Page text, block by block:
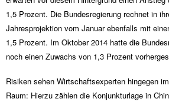
1,5 Prozent. Die Bundesregierung rechnet in
Jahresprojektion vom Januar ebenfalls mit
1,5 Prozent. Im Oktober 2014 hatte die
noch einen Zuwachs von 1,3 Prozent
Risiken sehen Wirtschaftsexperten hingegen
Raum: Hierzu zählen die Konjunkturlage in